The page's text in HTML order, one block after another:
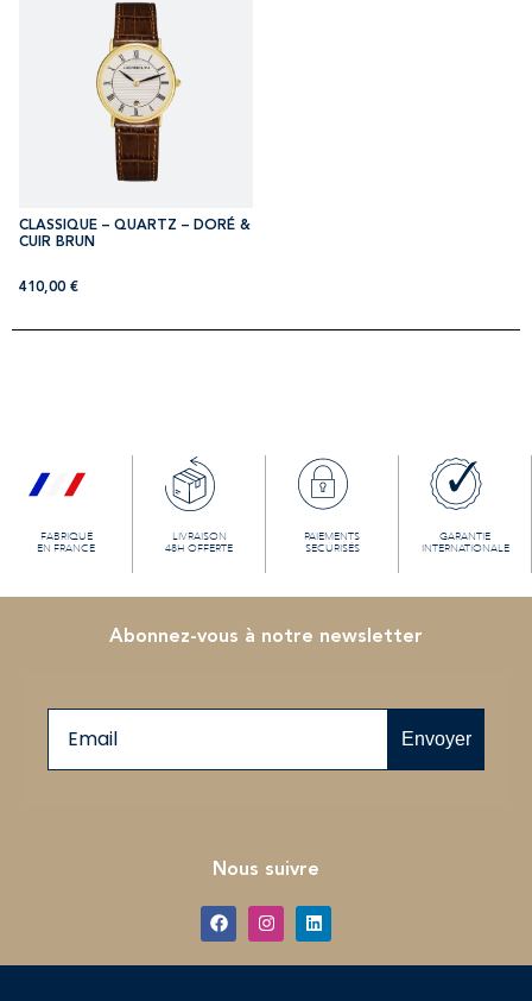
CLASSIQUE – QUARTZ – DORÉ &
CUIR BRUN
410,00 €
FABRIQUÉ
EN FRANCE
LIVRAISON
48H OFFERTE
PAIEMENTS
SECURISÉS
GARANTIE
INTERNATIONALE
Abonnez-vous à notre newsletter
Envoyer
Nous suivre